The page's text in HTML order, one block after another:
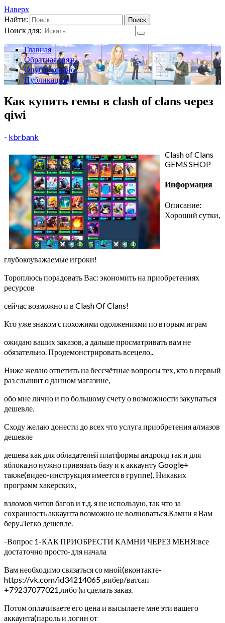
Наверх
Найти:
Поиск для:
Главная
Обратная связь
Опубликовано
Публикации
Как купить гемы в clash of clans через
qiwi
- kbrbank
Clash of Clans
GEMS SHOP
Информация
Описание:
Хороший сутки,
глубокоуважаемые игроки!
Тороплюсь порадовать Вас: экономить на приобретениях
ресурсов
сейчас возможно и в Clash Of Clans!
Кто уже знаком с похожими одолжениями по вторым играм
ожидаю ваших заказов, а дальше просматривать вам не
обязательно. Продемонстрировать всецело..
Ниже желаю ответить на бессчётные вопросы тех, кто в первый
раз слышит о данном магазине,
обо мне лично и по большому счету о возможности закупаться
дешевле.
Сходу желаю донести до всех что услуга приобретения алмазов
дешевле
дешева как для обладателей платформы андроид так и для
яблока,но нужно привязать базу и к аккаунту Google+
также(видео-инструкция имеется в группе). Никаких
программ хакерских,
взломов читов багов и т.д. я не использую, так что за
сохранность аккаунта возможно не волноваться.Камни я Вам
беру.Легко дешевле.
-Вопрос 1-КАК ПРИОБРЕСТИ КАМНИ ЧЕРЕЗ МЕНЯ:все
достаточно просто-для начала
Вам необходимо связаться со мной(вконтакте-
https://vk.com/id34214065 ,вибер/ватсап
+79237077021,либо )и сделать заказ.
Потом оплачиваете его цена и высылаете мне эти вашего
аккаунта(пароль и логин от